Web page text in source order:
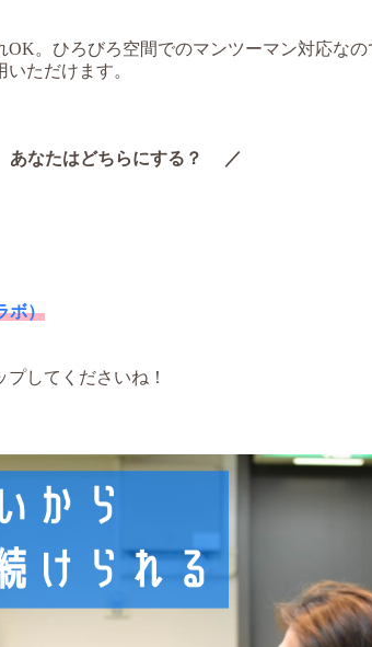
。ひろびろ空間でのマンツーマン対応なの
ただけます。
なたはどちらにする？ ／
ボ）
してくださいね！